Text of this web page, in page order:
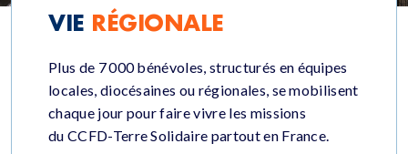
VIE RÉGIONALE
Plus de 7000 bénévoles,structurés en équipes
locales, diocésaines ou régionales se mobilisent
chaque jour pour faire vivre les missions
du CCFD-Terre Solidaire partout en France.